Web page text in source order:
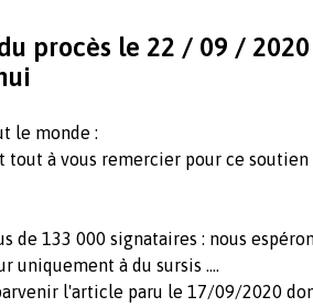
procès le 22 / 09 /
le monde :
tout à vous remercier pour ce
de 133 000 signataires : nous
uniquement à du sursis ....
l'article paru le 17/09/2020